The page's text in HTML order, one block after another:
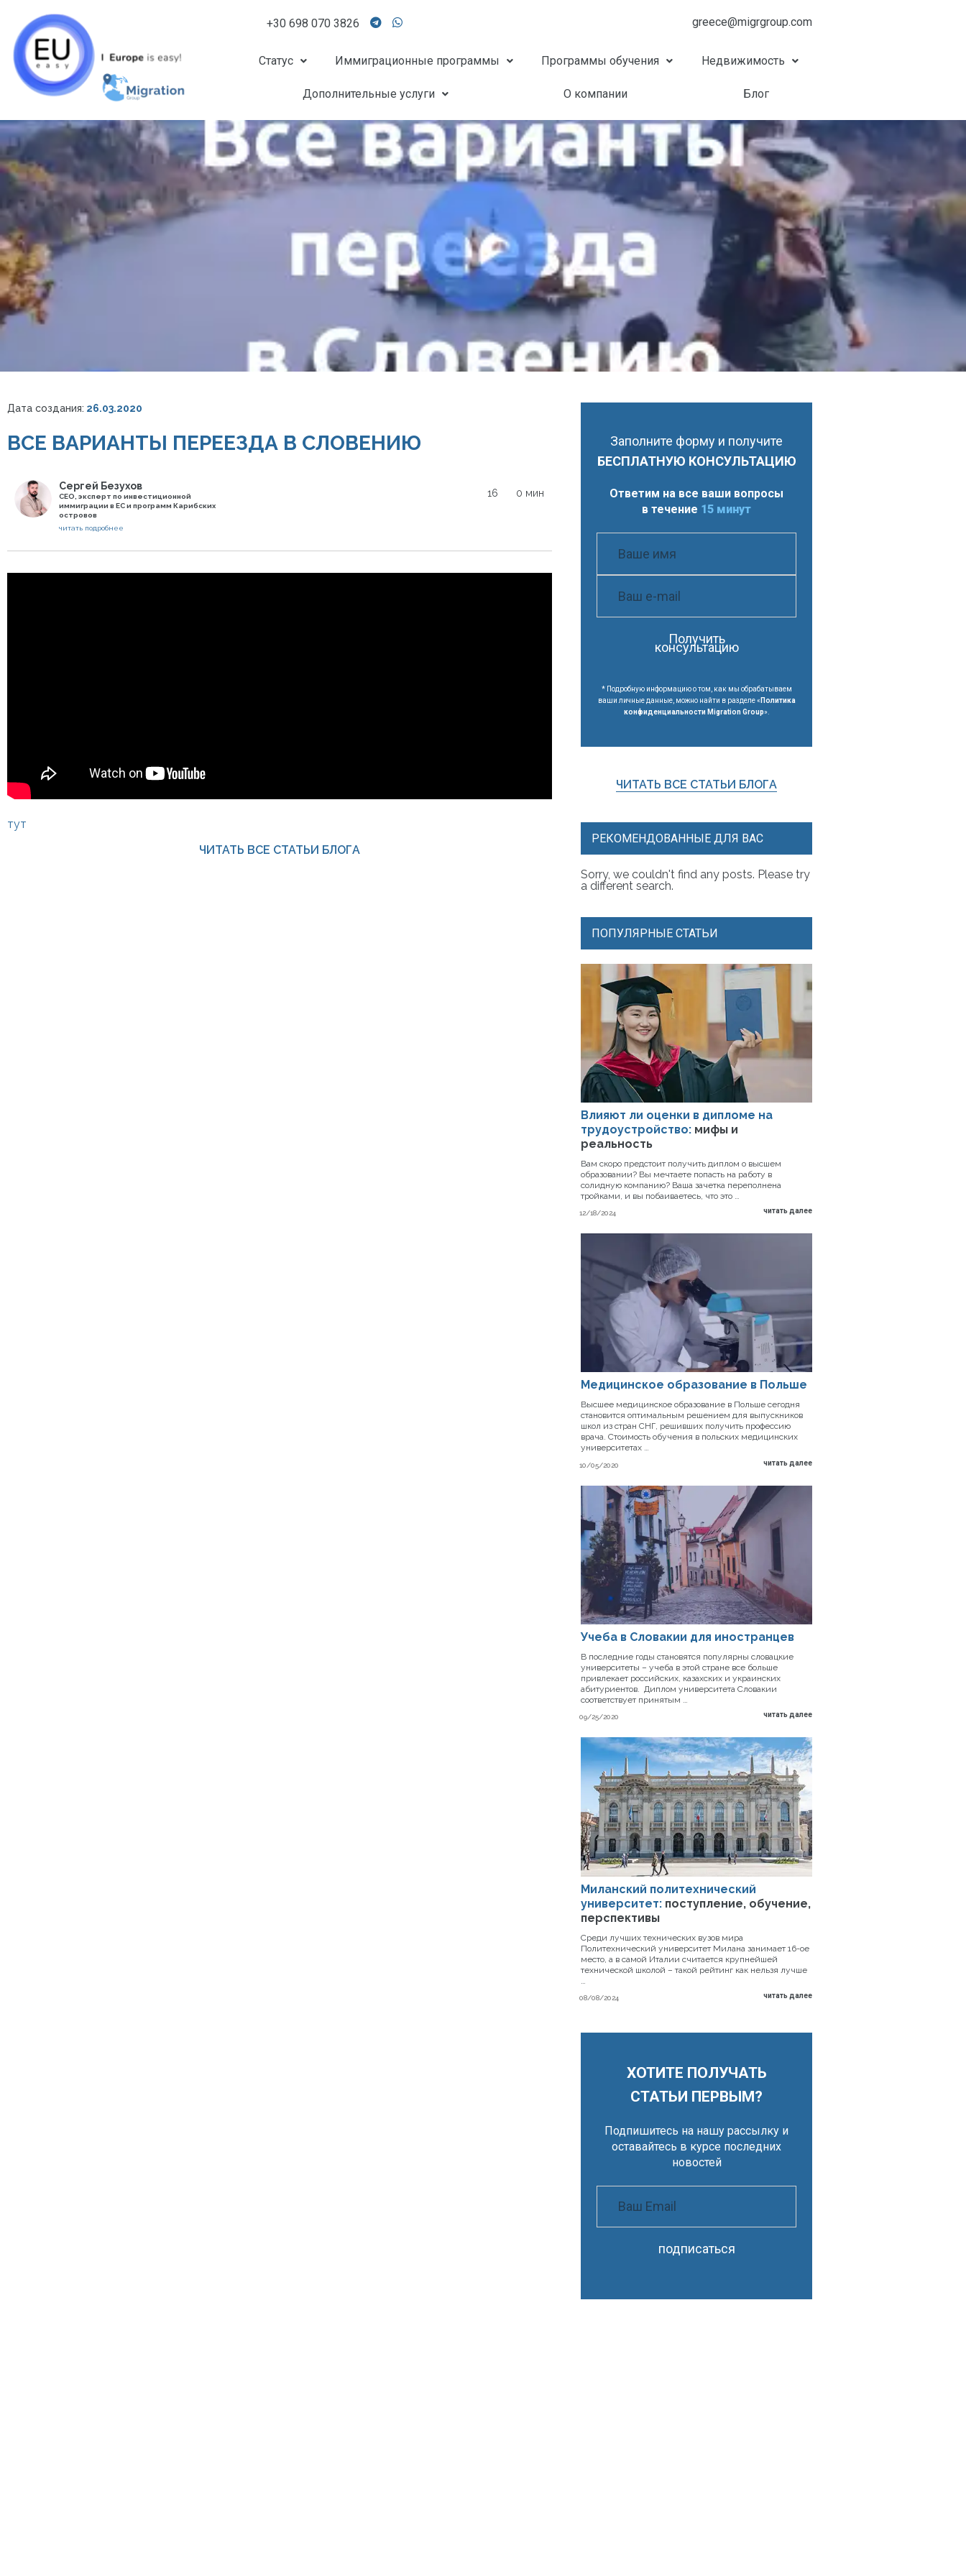
+30 698 070 3826 greece@migrgroup.com
Статус Иммиграционные программы Программы обучения Недвижимость
Дополнительные услуги О компании Блог
Дата создания: 26.03.2020
ВСЕ ВАРИАНТЫ ПЕРЕЕЗДА В СЛОВЕНИЮ
Сергей Безухов
СЕО, эксперт по инвестиционной
иммиграции в ЕС и программ Карибских
островов
читать подробнее
16 0 мин
тут
ЧИТАТЬ ВСЕ СТАТЬИ БЛОГА
Заполните форму и получите
БЕСПЛАТНУЮ КОНСУЛЬТАЦИЮ
Ответим на все ваши вопросы
в течение 15 минут
Получить
консультацию
* Подробную информацию о том, как мы обрабатываем
ваши личные данные, можно найти в разделе « Политика
конфиденциальности Migration Group».
ЧИТАТЬ ВСЕ СТАТЬИ БЛОГА
РЕКОМЕНДОВАННЫЕ ДЛЯ ВАС
Sorry, we couldn't find any posts. Please try
a different search.
ПОПУЛЯРНЫЕ СТАТЬИ
Влияют ли оценки в дипломе на
трудоустройство: мифы и
реальность
12/18/2024
Вам скоро предстоит получить диплом о высшем
образовании? Вы мечтаете попасть на работу в
солидную компанию? Ваша зачетка переполнена
тройками, и вы побаиваетесь, что это …
читать далее
Медицинское образование в Польше
10/05/2020
Высшее медицинское образование в Польше сегодня
становится оптимальным решением для выпускников
школ из стран СНГ, решивших получить профессию
врача. Стоимость обучения в польских медицинских
университетах …
читать далее
Учеба в Словакии для иностранцев
09/25/2020
В последние годы становятся популярны словацкие
университеты – учеба в этой стране все больше
привлекает российских, казахских и украинских
абитуриентов. Диплом университета Словакии
соответствует принятым …
читать далее
Миланский политехнический
университет: поступление, обучение,
перспективы
08/08/2024
Среди лучших технических вузов мира
Политехнический университет Милана занимает 16-ое
место, а в самой Италии считается крупнейшей
технической школой – такой рейтинг как нельзя лучше
читать далее
ХОТИТЕ ПОЛУЧАТЬ
СТАТЬИ ПЕРВЫМ?
Подпишитесь на нашу рассылку и
оставайтесь в курсе последних
новостей
подписаться